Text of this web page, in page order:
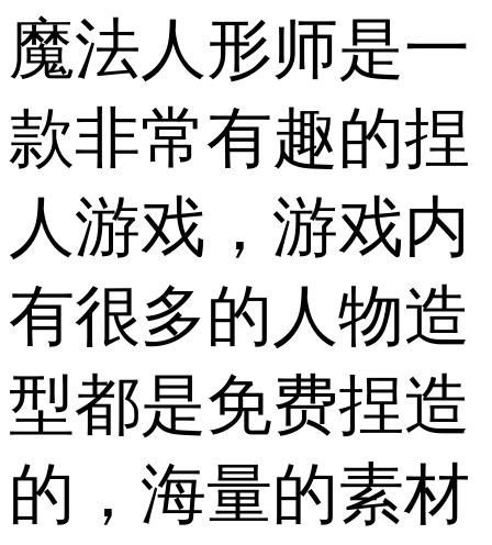
魔法人形师是一
款非常有趣的捏
人游戏，游戏内
有很多的人物造
型都是免费捏造
的，海量的素材